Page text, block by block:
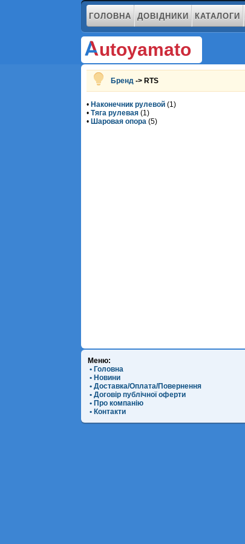
ГОЛОВНА ДОВІДНИКИ КАТАЛОГИ
utoyamato
Бренд -> RTS
• Наконечник рулевой (1)
•Тяга рулевая (1)
• Шаровая опора (5)
Меню:
• Головна
• Новини
• Доставка/Оплата/Повернення
• Договір публічної оферти
• Про компанію
• Контакти